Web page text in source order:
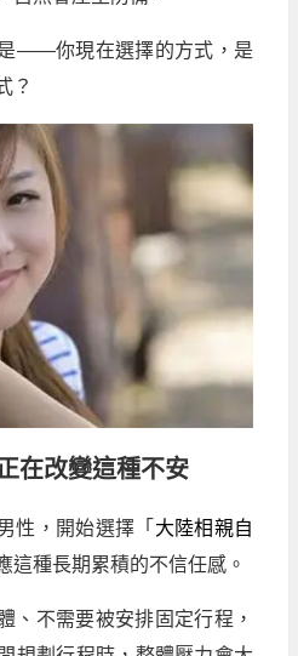
——你現在選擇的方式，是
？
在改變這種不安
性，開始選擇「 大陸相親自
這種長期累積的不信任感。
、不需要被安排固定行程，